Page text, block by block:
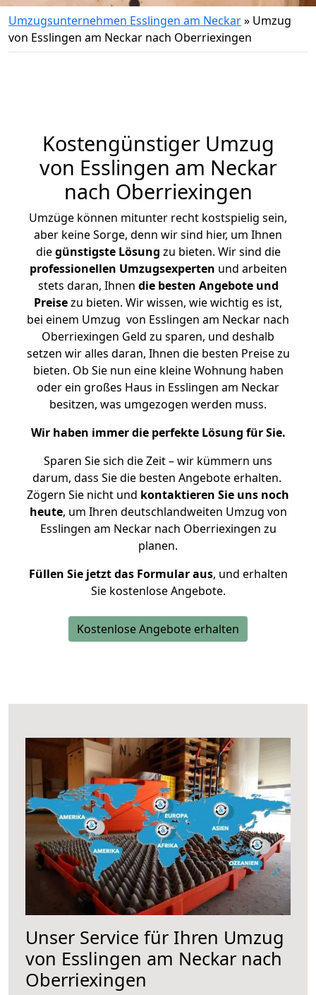
Umzugsunternehmen Esslingen am Neckar» Umzug
von Esslingen am Neckar nach Oberriexingen
Kostengünstiger Umzug
von Esslingen am Neckar
nach Oberriexingen
Umzüge können mitunter recht kostspielig sein,
aber keine Sorge, denn wir sind hier, um Ihnen
diegünstigste Lösung zu bieten. Wir sind die
professionellen Umzugsexperten und arbeiten
stets daran, Ihnen die besten Angebote und
Preisezu bieten. Wir wissen, wie wichtig es ist,
bei einem Umzug von Esslingen am Neckar nach
Oberriexingen Geld zu sparen, und deshalb
setzen wir alles daran, Ihnen die besten Preise zu
bieten. Ob Sie nun eine kleine Wohnung haben
oder ein großes Haus in Esslingen am Neckar
besitzen, was umgezogen werden muss.
Wir haben immer die perfekte Lösung für Sie.
Sparen Sie sich die Zeit – wir kümmern uns
darum, dass Sie die besten Angebote erhalten.
Zögern Sie nicht und kontaktieren Sie uns noch
heute, um Ihren deutschlandweiten Umzug von
Esslingen am Neckar nach Oberriexingen zu
planen.
Füllen Sie jetzt das Formular aus, und erhalten
Sie kostenlose Angebote.
Kostenlose Angebote erhalten
Unser Service für Ihren Umzug
von Esslingen am Neckar nach
Oberriexingen